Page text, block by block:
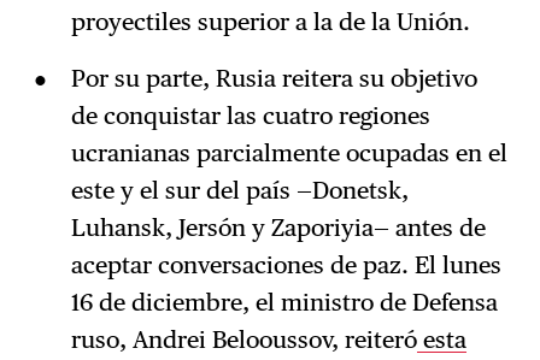
proyectiles superior a la de la Unión.
Por su parte, Rusia reitera su objetivo
de conquistar las cuatro regiones
ucranianas parcialmente ocupadas en el
este y el sur del país —Donetsk,
Luhansk, Jersón y Zaporiyia— antes de
aceptar conversaciones de paz. El lunes
16 de diciembre, el ministro de Defensa
ruso, Andrei Belooussov, reiteróesta